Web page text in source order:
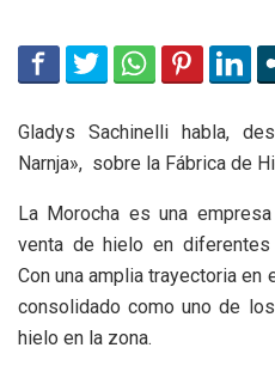
Gladys Sachinelli habla,
Narnja», sobre la Fábrica de
La Morocha es una
venta de hielo en
Con una amplia trayectoria en
consolidado como uno de
hielo en la zona.